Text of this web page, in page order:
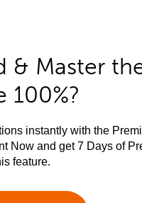
& Master
100%?
instantly with the
Now and get 7 Days of
feature.